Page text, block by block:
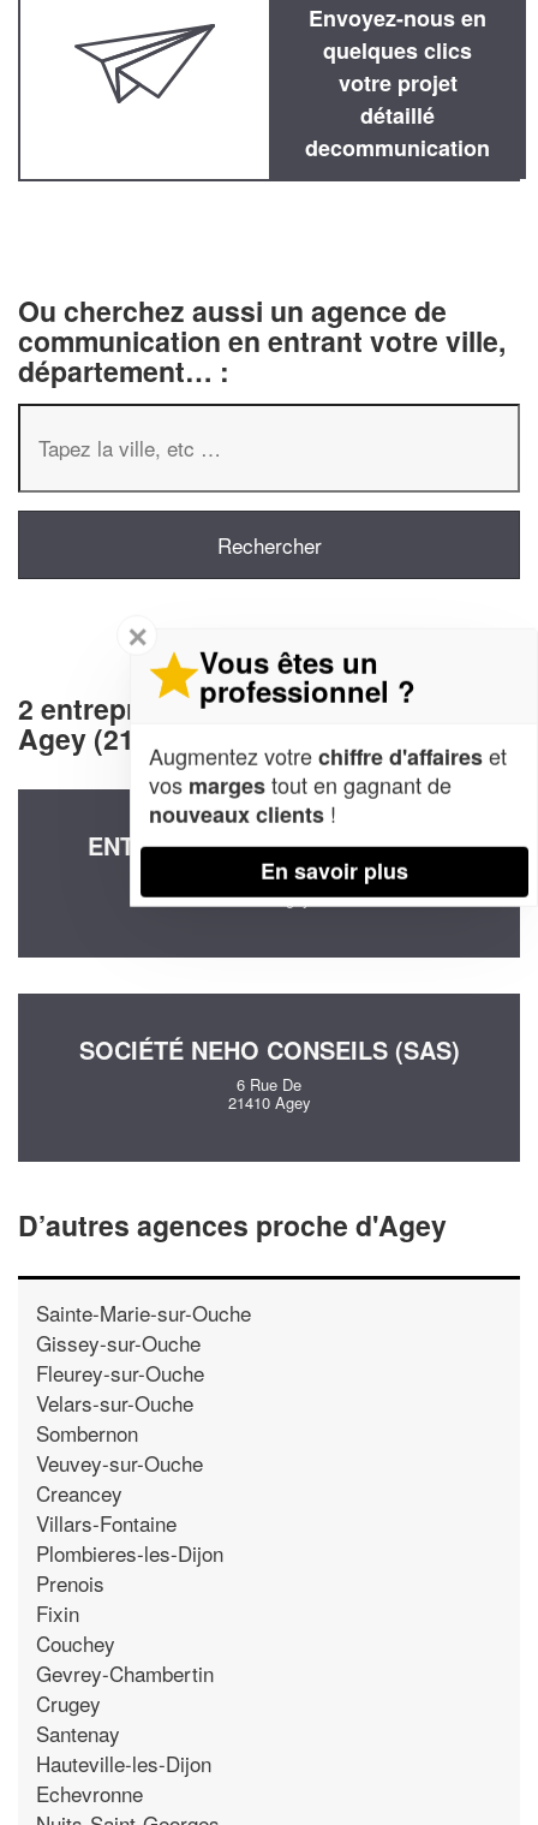
Envoyez-nous en
quelques clics
votre projet
détaillé
decommunication
Ou cherchez aussi un agence de
communication en entrant votre ville,
département… :
2 entreprises decommunication à
Agey (21410)
ENTREPRISE AGENCE 65 (SAS)
43 Rue De La Croix De Molphey
21410 Agey
SOCIÉTÉ NEHO CONSEILS (SAS)
6 Rue De
21410 Agey
D’autres agences proche d'Agey
Sainte-Marie-sur-Ouche
Gissey-sur-Ouche
Fleurey-sur-Ouche
Velars-sur-Ouche
Sombernon
Veuvey-sur-Ouche
Creancey
Villars-Fontaine
Plombieres-les-Dijon
Prenois
Fixin
Couchey
Gevrey-Chambertin
Crugey
Santenay
Hauteville-les-Dijon
Echevronne
✕
Vous êtes un
professionnel ?
Augmentez votrechiffre d'affaireset
vos margestout en gagnant de
nouveaux clients !
En savoir plus